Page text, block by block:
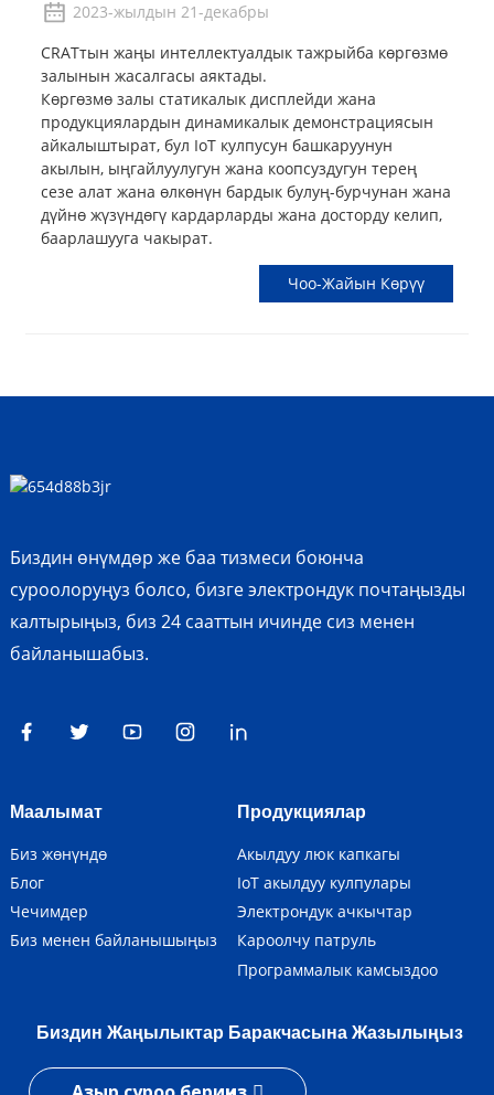
2023-жылдын 21-декабры
CRATтын жаңы интеллектуалдык тажрыйба көргөзмө
залынын жасалгасы аяктады.
Көргөзмө залы статикалык дисплейди жана
продукциялардын динамикалык демонстрациясын
айкалыштырат, бул IoT кулпусун башкаруунун
акылын, ыңгайлуулугун жана коопсуздугун терең
сезе алат жана өлкөнүн бардык булуң-бурчунан жана
дүйнө жүзүндөгү кардарларды жана досторду келип,
баарлашууга чакырат.
Чоо-Жайын Көрүү
Биздин өнүмдөр же баа тизмеси боюнча
суроолоруңуз болсо, бизге электрондук почтаңызды
калтырыңыз, биз 24 сааттын ичинде сиз менен
байланышабыз.
Маалымат
Биз жөнүндө
Блог
Чечимдер
Биз менен байланышыңыз
Продукциялар
Акылдуу люк капкагы
IoT акылдуу кулпулары
Электрондук ачкычтар
Кароолчу патруль
Программалык камсыздоо
Биздин Жаңылыктар Баракчасына Жазылыңыз